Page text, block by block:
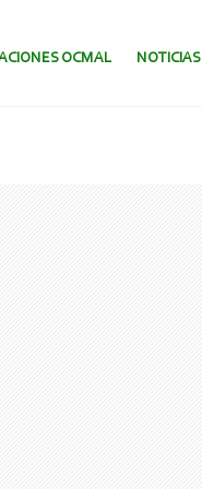
OCMAL NOTICIAS